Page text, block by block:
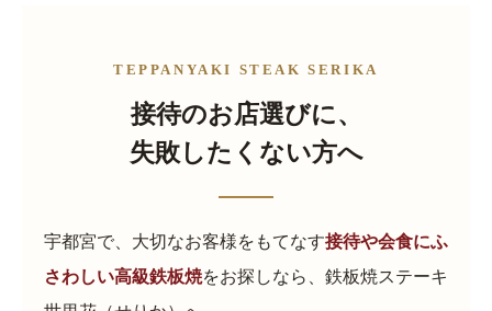
TEPPANYAKI STEAK SERIKA
接待のお店選びに、
失敗したくない方へ
宇都宮で、大切なお客様をもてなす接待や会食にふ
さわしい高級鉄板焼をお探しなら、鉄板焼ステーキ